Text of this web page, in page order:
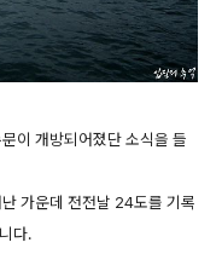
이 개방되어졌단 소식을 들
가운데 전전날 24도를 기록
다.